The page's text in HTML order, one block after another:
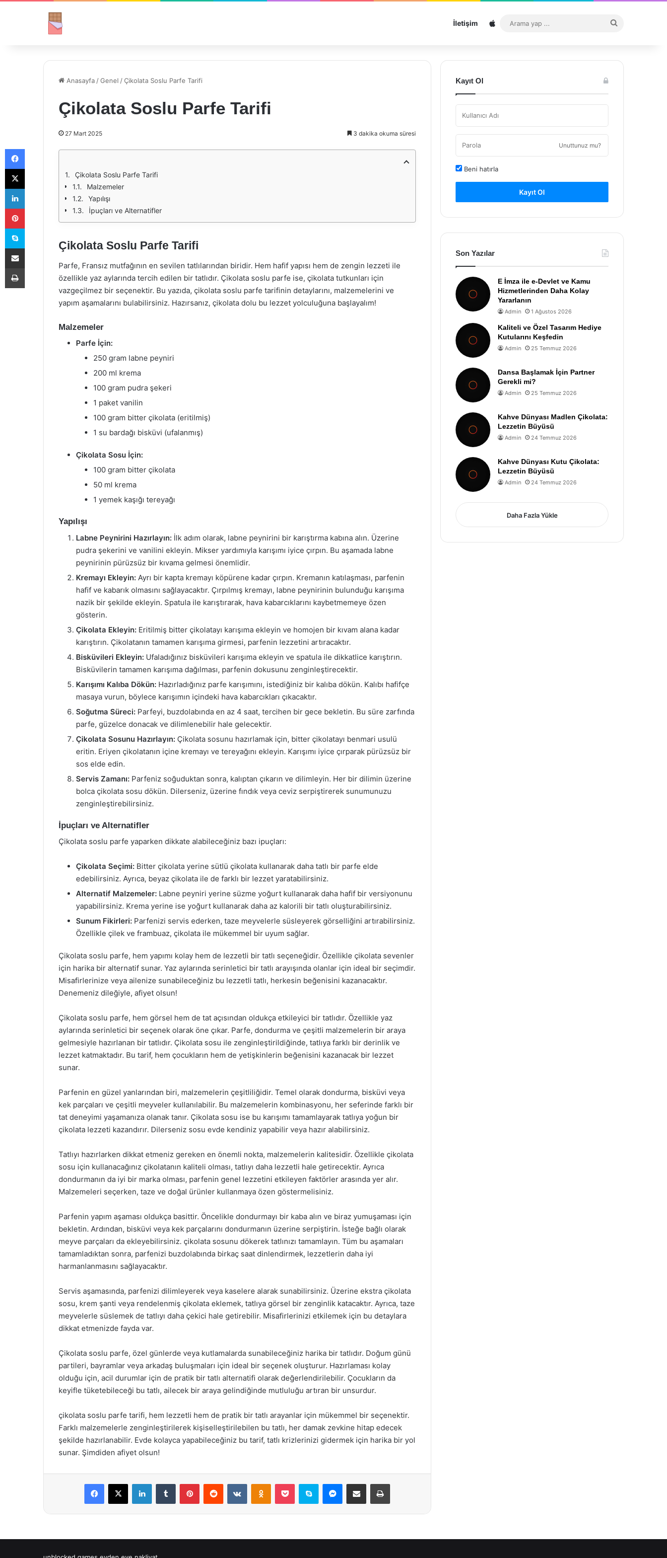
İletişim Sitemap
...
Anasayfa /Genel /Çikolata Soslu Parfe Tarifi
Çikolata Soslu Parfe Tarifi
27 Mart 2025 3 dakika okuma süresi
Çikolata Soslu Parfe Tarifi
Malzemeler
Yapılışı
İpuçları ve Alternatifler
Çikolata Soslu Parfe Tarifi
Parfe, Fransız mutfağının en sevilen tatlılarından biridir. Hem hafif yapısı hem de zengin lezzeti ile
özellikle yaz aylarında tercih edilen bir tatlıdır. Çikolata soslu parfe ise, çikolata tutkunları için
vazgeçilmez bir seçenektir. Bu yazıda, çikolata soslu parfe tarifinin detaylarını, malzemelerini ve
yapım aşamalarını bulabilirsiniz. Hazırsanız, çikolata dolu bu lezzet yolculuğuna başlayalım!
Malzemeler
Parfe İçin:
250 gram labne peyniri
200 ml krema
100 gram pudra şekeri
1 paket vanilin
100 gram bitter çikolata (eritilmiş)
1 su bardağı bisküvi (ufalanmış)
Çikolata Sosu İçin:
100 gram bitter çikolata
50 ml krema
1 yemek kaşığı tereyağı
Yapılışı
Labne Peynirini Hazırlayın: İlk adım olarak, labne peynirini bir karıştırma kabına alın. Üzerine
pudra şekerini ve vanilini ekleyin. Mikser yardımıyla karışımı iyice çırpın. Bu aşamada labne
peynirinin pürüzsüz bir kıvama gelmesi önemlidir.
Kremayı Ekleyin: Ayrı bir kapta kremayı köpürene kadar çırpın. Kremanın katılaşması, parfenin
hafif ve kabarık olmasını sağlayacaktır. Çırpılmış kremayı, labne peynirinin bulunduğu karışıma
nazik bir şekilde ekleyin. Spatula ile karıştırarak, hava kabarcıklarını kaybetmemeye özen
gösterin.
Çikolata Ekleyin: Eritilmiş bitter çikolatayı karışıma ekleyin ve homojen bir kıvam alana kadar
karıştırın. Çikolatanın tamamen karışıma girmesi, parfenin lezzetini artıracaktır.
Bisküvileri Ekleyin: Ufaladığınız bisküvileri karışıma ekleyin ve spatula ile dikkatlice karıştırın.
Bisküvilerin tamamen karışıma dağılması, parfenin dokusunu zenginleştirecektir.
Karışımı Kalıba Dökün: Hazırladığınız parfe karışımını, istediğiniz bir kalıba dökün. Kalıbı hafifçe
masaya vurun, böylece karışımın içindeki hava kabarcıkları çıkacaktır.
Soğutma Süreci: Parfeyi, buzdolabında en az 4 saat, tercihen bir gece bekletin. Bu süre zarfında
parfe, güzelce donacak ve dilimlenebilir hale gelecektir.
Çikolata Sosunu Hazırlayın: Çikolata sosunu hazırlamak için, bitter çikolatayı benmari usulü
eritin. Eriyen çikolatanın içine kremayı ve tereyağını ekleyin. Karışımı iyice çırparak pürüzsüz bir
sos elde edin.
Servis Zamanı: Parfeniz soğuduktan sonra, kalıptan çıkarın ve dilimleyin. Her bir dilimin üzerine
bolca çikolata sosu dökün. Dilerseniz, üzerine fındık veya ceviz serpiştirerek sunumunuzu
zenginleştirebilirsiniz.
İpuçları ve Alternatifler
Çikolata soslu parfe yaparken dikkate alabileceğiniz bazı ipuçları:
Çikolata Seçimi: Bitter çikolata yerine sütlü çikolata kullanarak daha tatlı bir parfe elde
edebilirsiniz. Ayrıca, beyaz çikolata ile de farklı bir lezzet yaratabilirsiniz.
Alternatif Malzemeler: Labne peyniri yerine süzme yoğurt kullanarak daha hafif bir versiyonunu
yapabilirsiniz. Krema yerine ise yoğurt kullanarak daha az kalorili bir tatlı oluşturabilirsiniz.
Sunum Fikirleri: Parfenizi servis ederken, taze meyvelerle süsleyerek görselliğini artırabilirsiniz.
Özellikle çilek ve frambuaz, çikolata ile mükemmel bir uyum sağlar.
Çikolata soslu parfe, hem yapımı kolay hem de lezzetli bir tatlı seçeneğidir. Özellikle çikolata sevenler
için harika bir alternatif sunar. Yaz aylarında serinletici bir tatlı arayışında olanlar için ideal bir seçimdir.
Misafirlerinize veya ailenize sunabileceğiniz bu lezzetli tatlı, herkesin beğenisini kazanacaktır.
Denemeniz dileğiyle, afiyet olsun!
Çikolata soslu parfe, hem görsel hem de tat açısından oldukça etkileyici bir tatlıdır. Özellikle yaz
aylarında serinletici bir seçenek olarak öne çıkar. Parfe, dondurma ve çeşitli malzemelerin bir araya
gelmesiyle hazırlanan bir tatlıdır. Çikolata sosu ile zenginleştirildiğinde, tatlıya farklı bir derinlik ve
lezzet katmaktadır. Bu tarif, hem çocukların hem de yetişkinlerin beğenisini kazanacak bir lezzet
sunar.
Parfenin en güzel yanlarından biri, malzemelerin çeşitliliğidir. Temel olarak dondurma, bisküvi veya
kek parçaları ve çeşitli meyveler kullanılabilir. Bu malzemelerin kombinasyonu, her seferinde farklı bir
tat deneyimi yaşamanıza olanak tanır. Çikolata sosu ise bu karışımı tamamlayarak tatlıya yoğun bir
çikolata lezzeti kazandırır. Dilerseniz sosu evde kendiniz yapabilir veya hazır alabilirsiniz.
Tatlıyı hazırlarken dikkat etmeniz gereken en önemli nokta, malzemelerin kalitesidir. Özellikle çikolata
sosu için kullanacağınız çikolatanın kaliteli olması, tatlıyı daha lezzetli hale getirecektir. Ayrıca
dondurmanın da iyi bir marka olması, parfenin genel lezzetini etkileyen faktörler arasında yer alır.
Malzemeleri seçerken, taze ve doğal ürünler kullanmaya özen göstermelisiniz.
Parfenin yapım aşaması oldukça basittir. Öncelikle dondurmayı bir kaba alın ve biraz yumuşaması için
bekletin. Ardından, bisküvi veya kek parçalarını dondurmanın üzerine serpiştirin. İsteğe bağlı olarak
meyve parçaları da ekleyebilirsiniz. çikolata sosunu dökerek tatlınızı tamamlayın. Tüm bu aşamaları
tamamladıktan sonra, parfenizi buzdolabında birkaç saat dinlendirmek, lezzetlerin daha iyi
harmanlanmasını sağlayacaktır.
Servis aşamasında, parfenizi dilimleyerek veya kaselere alarak sunabilirsiniz. Üzerine ekstra çikolata
sosu, krem şanti veya rendelenmiş çikolata eklemek, tatlıya görsel bir zenginlik katacaktır. Ayrıca, taze
meyvelerle süslemek de tatlıyı daha çekici hale getirebilir. Misafirlerinizi etkilemek için bu detaylara
dikkat etmenizde fayda var.
Çikolata soslu parfe, özel günlerde veya kutlamalarda sunabileceğiniz harika bir tatlıdır. Doğum günü
partileri, bayramlar veya arkadaş buluşmaları için ideal bir seçenek oluşturur. Hazırlaması kolay
olduğu için, acil durumlar için de pratik bir tatlı alternatifi olarak değerlendirilebilir. Çocukların da
keyifle tüketebileceği bu tatlı, ailecek bir araya gelindiğinde mutluluğu artıran bir unsurdur.
çikolata soslu parfe tarifi, hem lezzetli hem de pratik bir tatlı arayanlar için mükemmel bir seçenektir.
Farklı malzemelerle zenginleştirilerek kişiselleştirilebilen bu tatlı, her damak zevkine hitap edecek
şekilde hazırlanabilir. Evde kolayca yapabileceğiniz bu tarif, tatlı krizlerinizi gidermek için harika bir yol
sunar. Şimdiden afiyet olsun!
Facebook
X LinkedInTumblr PinterestReddit VKontakteOdnoklassniki
Pocket Skype Messenger
E-Posta ile paylaş Yazdır
Kayıt Ol
Unuttunuz mu?
Beni hatırla
Kayıt Ol
Son Yazılar
E İmza ile e-Devlet ve Kamu
Hizmetlerinden Daha Kolay
Yararlanın
Admin 1 Ağustos 2026
Kaliteli ve Özel Tasarım Hediye
Kutularını Keşfedin
Admin 25 Temmuz 2026
Dansa Başlamak İçin Partner
Gerekli mi?
Admin 25 Temmuz 2026
Kahve Dünyası Madlen Çikolata:
Lezzetin Büyüsü
Admin 24 Temmuz 2026
Kahve Dünyası Kutu Çikolata:
Lezzetin Büyüsü
Admin 24 Temmuz 2026
Daha Fazla Yükle
Facebook
X
LinkedIn
Pinterest
Skype
E-Posta ile paylaş